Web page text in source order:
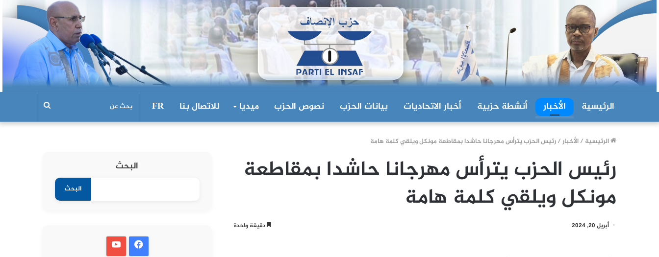
الرئيسية الأخبار أنشطة حزبية أخبار الاتحاديات بيانات الحزب نصوص الحزب ميديا للاتصال بنا FR
الرئيسية /الأخبار/رئيس الحزب يترأس مهرجانا حاشدا بمقاطعة مونكل ويلقي كلمة هامة
رئيس الحزب يترأس مهرجانا حاشدا بمقاطعة
مونكل ويلقي كلمة هامة
أبريل 20, 2024 دقيقة واحدة
البحث
البحث